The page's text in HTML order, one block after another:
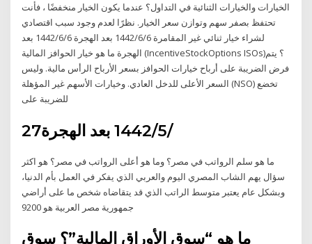
الخيارات والخيارات الثنائية في التداول؟ عندما يكون الخيار منخفضًا ، فأنت
تحتفظ بصفر سهم وتوازن سعر الخيار. نظرًا لعدم وجود سبب اقتصادي
لشراء خيار ثنائي غير المقامرة 6‏‏/6‏‏/1442 بعد الهجرة 6‏‏/6‏‏/1442 بعد
الهجرة ما هو خيار الحوافز المالية (IncentiveStockOptions ISOs)؟ يتم
فرض الضريبة على أرباح خيارات الحوافز بسعر الأرباح الرأس مالية. وليس
السعر الأعلى للدخل العادي. وخيارات الأسهم غير المؤهلة (NSO) تخضع
للضريبة على
27‏‏/5‏‏/1442 بعد الهجرة
ما هو سلم الرواتب في مصر؟ وما هو أعلى الرواتب في مصر؟ هو اكثر
سؤال يهم الشاب المصري اليوم والعربي الذي يفكر في العمل بأم الدنيا،
وبشكل عام يعتبر متوسط الراتب الذي قد يتقاضاه شخص ما على أراضي
جمهورية مصر العربية هو 9200
ما هو “سوق الأوراق المالية”؟ سوق